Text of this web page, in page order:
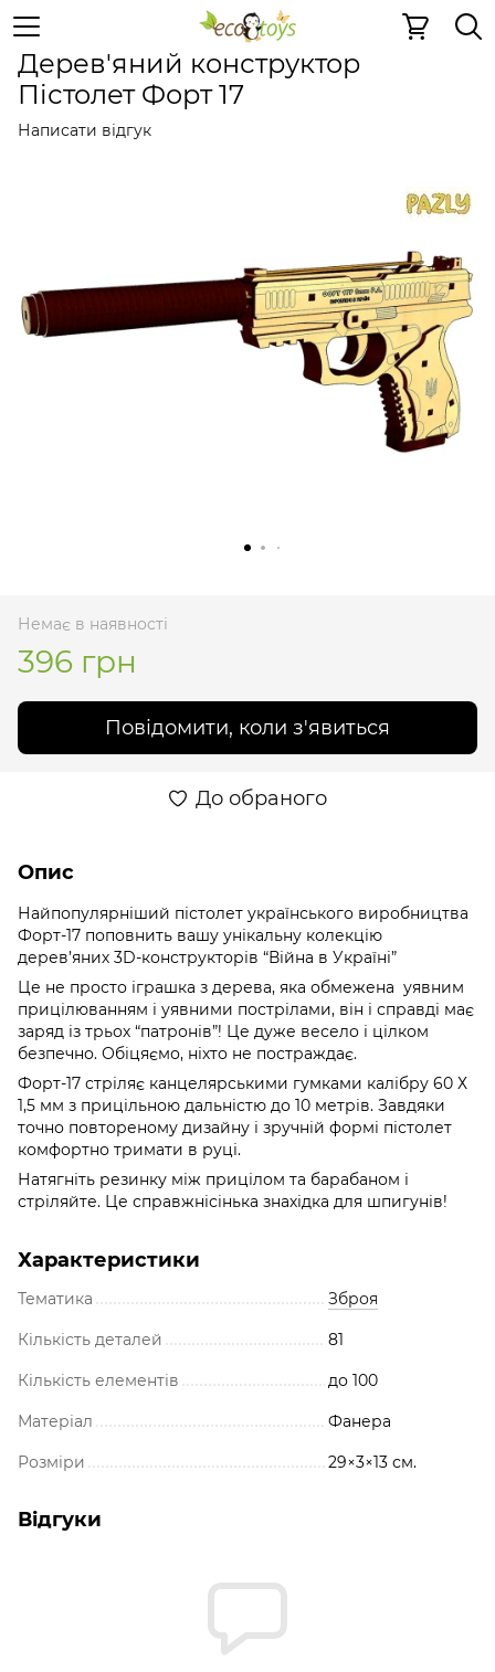
Дерев'яні конструктори Дерев'яні конструктори
Дерев'яний конструктор
Пістолет Форт 17
Написати відгук
Немає в наявності
396 грн
Повідомити, коли з'явиться
До обраного
Опис
Найпопулярніший пістолет українського виробництва
Форт-17 поповнить вашу унікальну колекцію
дерев’яних 3D-конструкторів “Війна в Україні”
Це не просто іграшка з дерева, яка обмежена уявним
прицілюванням і уявними пострілами, він і справді має
заряд із трьох “патронів”! Це дуже весело і цілком
безпечно. Обіцяємо, ніхто не постраждає.
Форт-17 стріляє канцелярськими гумками калібру 60 Х
1,5 мм з прицільною дальністю до 10 метрів. Завдяки
точно повтореному дизайну і зручній формі пістолет
комфортно тримати в руці.
Натягніть резинку між прицілом та барабаном і
стріляйте. Це справжнісінька знахідка для шпигунів!
Характеристики
Тематика Зброя
Кількість деталей 81
Кількість елементів до 100
Матеріал Фанера
Розміри 29×3×13 см.
Відгуки